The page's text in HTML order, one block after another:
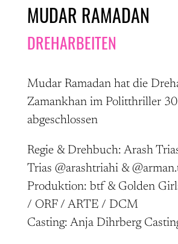
MUDAR RAMADAN
DREHARBEITEN
Mudar Ramadan hat die
Zamankhan im Politthriller
abgeschlossen
Regie & Drehbuch: Arash
Trias @arashtriahi&
Produktion: btf & Golden
/ ORF / ARTE / DCM
Casting: Anja Dihrberg